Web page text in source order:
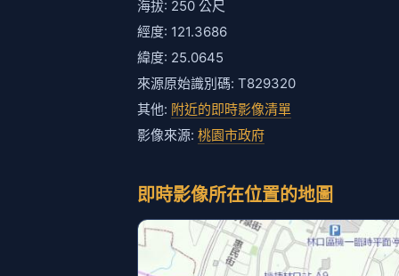
海拔: 250 公尺
經度: 121.3686
緯度: 25.0645
來源原始識別碼: T829320
其他: 附近的即時影像清單
影像來源: 桃園市政府
即時影像所在位置的地圖